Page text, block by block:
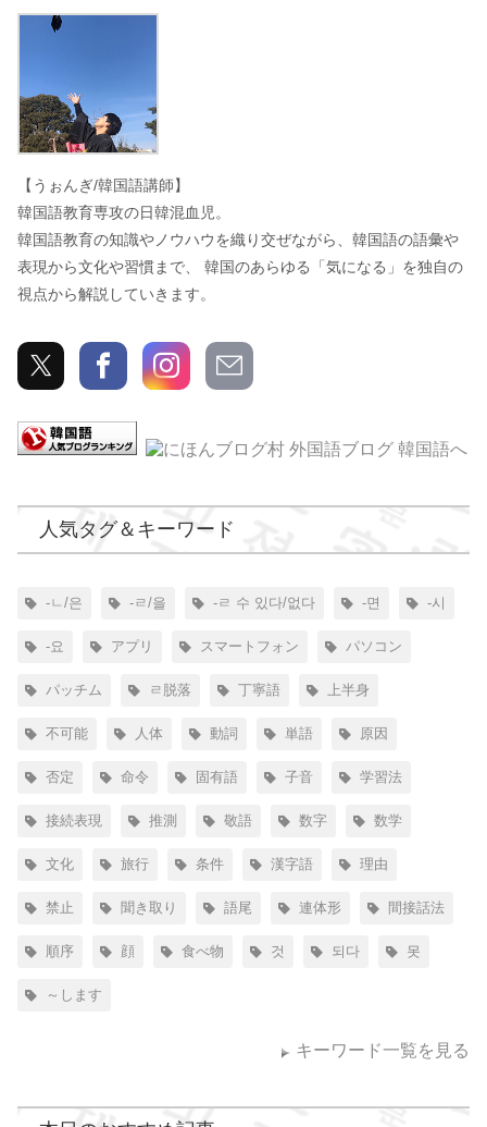
うぉんぎ
【うぉんぎ/韓国語講師】
韓国語教育専攻の日韓混血児。
韓国語教育の知識やノウハウを織り交ぜながら、韓国語の語彙や
表現から文化や習慣まで、 韓国のあらゆる「気になる」を独自の
視点から解説していきます。
人気タグ＆キーワード
-ㄴ/은 -ㄹ/을 -ㄹ 수 있다/없다 -면 -시
-요 アプリ スマートフォン パソコン
パッチム ㄹ脱落 丁寧語 上半身
不可能 人体 動詞 単語 原因
否定 命令 固有語 子音 学習法
接続表現 推測 敬語 数字 数学
文化 旅行 条件 漢字語 理由
禁止 聞き取り 語尾 連体形 間接話法
順序 顔 食べ物 것 되다 못
～します
キーワード一覧を見る